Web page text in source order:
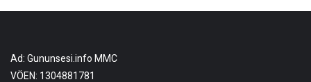
Ad: Gununsesi.info MMC
VÖEN: 1304881781